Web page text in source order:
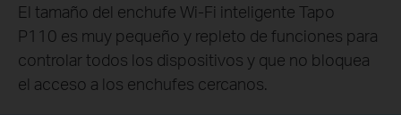
El tamaño del enchufe Wi-Fi inteligente Tapo
P110 es muy pequeño y repleto de funciones para
controlar todos los dispositivos y que no bloquea
el acceso a los enchufes cercanos.